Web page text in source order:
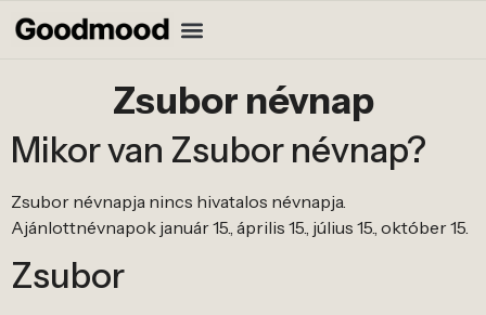
Zsubor névnap
Mikor van Zsubor névnap?
Zsubor névnapja nincs hivatalos névnapja.
Ajánlottnévnapok január 15., április 15., július 15., október 15.
Zsubor